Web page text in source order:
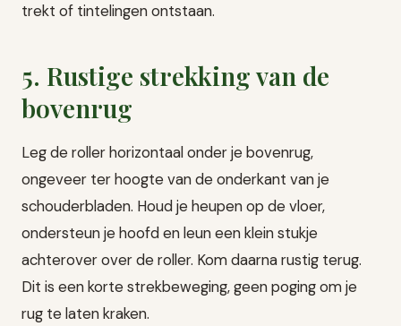
trekt of tintelingen ontstaan.
5. Rustige strekking van de
bovenrug
Leg de roller horizontaal onder je bovenrug,
ongeveer ter hoogte van de onderkant van je
schouderbladen. Houd je heupen op de vloer,
ondersteun je hoofd en leun een klein stukje
achterover over de roller. Kom daarna rustig terug.
Dit is een korte strekbeweging, geen poging om je
rug te laten kraken.